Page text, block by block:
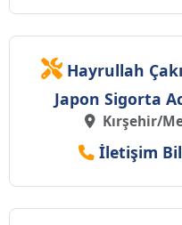
Hayrullah
Japon Sigorta
Kırşehir/
İletişim